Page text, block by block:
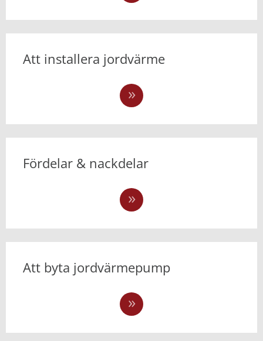
Att installera jordvärme
Fördelar & nackdelar
Att byta jordvärmepump